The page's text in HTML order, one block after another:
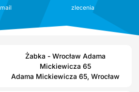
mail
zlecenia
Żabka - Wrocław Adama
Mickiewicza 65
Adama Mickiewicza 65, Wrocław